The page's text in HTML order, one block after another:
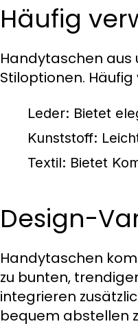
Häufig
Handytaschen aus
Stiloptionen.
Leder: Bietet
Kunststoff:
Textil: Bietet
Design-
Handytaschen
zu bunten,
integrieren
bequem abstellen